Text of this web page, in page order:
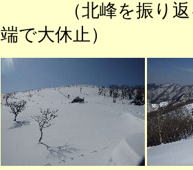
（北峰を振
端で大休止） （